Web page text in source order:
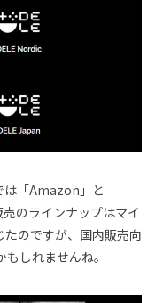
「Amazon」と
売のラインナップはマイ
のですが、国内販売向
しれませんね。